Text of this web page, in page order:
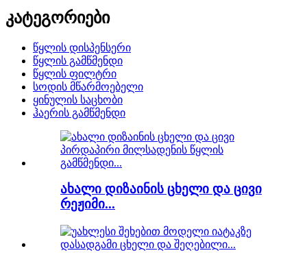
კატეგორიები
წყლის დისპენსერი
წყლის გამწმენდი
წყლის ფილტრი
სოდის მწარმოებელი
ყინულის საცხობი
ჰაერის გამწმენდი
ახალი დიზაინის ცხელი და ცივი
რეჟიმი...